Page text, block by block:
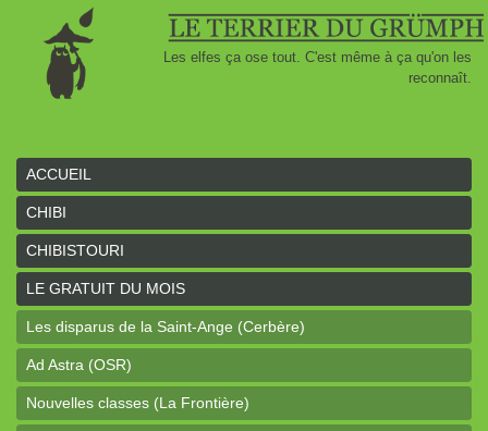
Les elfes ça ose tout. C'est même à ça qu'on les
reconnaît.
ACCUEIL
CHIBI
CHIBISTOURI
LE GRATUIT DU MOIS
Les disparus de la Saint-Ange (Cerbère)
Ad Astra (OSR)
Nouvelles classes (La Frontière)